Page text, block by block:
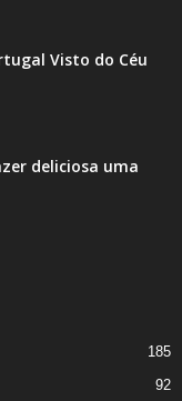
Visto do Céu
deliciosa uma
185
92